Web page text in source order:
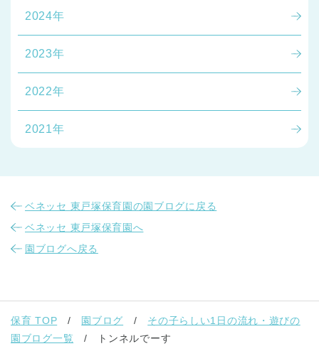
2024年
2023年
2022年
2021年
ベネッセ 東戸塚保育園の園ブログに戻る
ベネッセ 東戸塚保育園へ
園ブログへ戻る
保育 TOP 園ブログ
その子らしい1日の流れ・遊びの
園ブログ一覧
トンネルでーす